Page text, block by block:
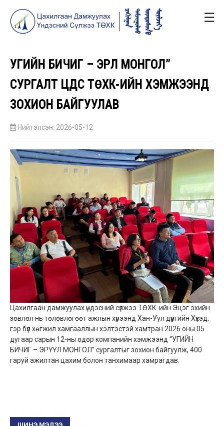
☰
УГИЙН БИЧИГ – ЭРҮҮЛ МОНГОЛ”
СУРГАЛТ ЦДҮС ТӨХК-ИЙН ХЭМЖЭЭНД
ЗОХИОН БАЙГУУЛАВ
Нийтэлсэн: 2026-05-12
Цахилгаан дамжуулах үндэсний сүлжээ ТӨХК-ийн Эцэг эхийн
зөвлөл нь төлөвлөгөөт ажлын хүрээнд Хан-Уул дүүргийн Хүүхэд,
гэр бүл хөгжил хамгааллын хэлтэстэй хамтран 2026 оны 05
дугаар сарын 12-ны өдөр компанийн хэмжээнд “УГИЙН
БИЧИГ – ЭРҮҮЛ МОНГОЛ” сургалтыг зохион байгуулж, 400
гаруй ажилтан цахим болон танхимаар хамрагдав.